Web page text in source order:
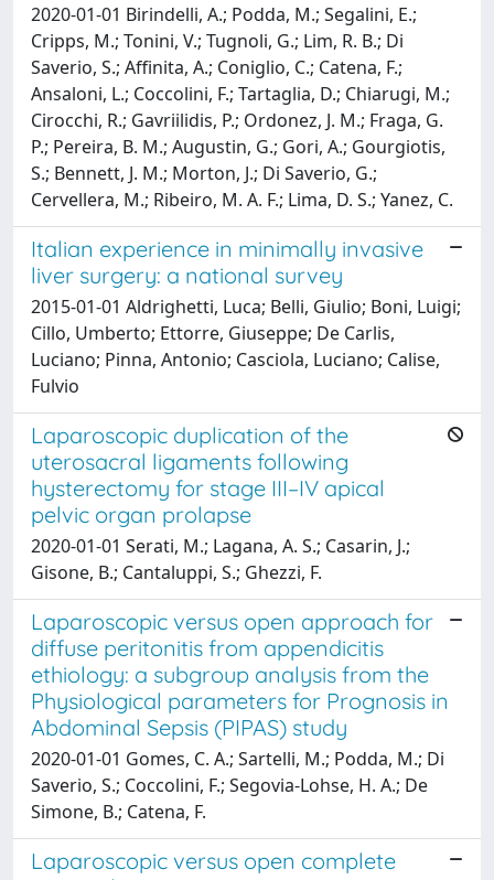
2020-01-01 Birindelli, A.; Podda, M.; Segalini, E.;
Cripps, M.; Tonini, V.; Tugnoli, G.; Lim, R. B.; Di
Saverio, S.; Affinita, A.; Coniglio, C.; Catena, F.;
Ansaloni, L.; Coccolini, F.; Tartaglia, D.; Chiarugi, M.;
Cirocchi, R.; Gavriilidis, P.; Ordonez, J. M.; Fraga, G.
P.; Pereira, B. M.; Augustin, G.; Gori, A.; Gourgiotis,
S.; Bennett, J. M.; Morton, J.; Di Saverio, G.;
Cervellera, M.; Ribeiro, M. A. F.; Lima, D. S.; Yanez, C.
Italian experience in minimally invasive
liver surgery: a national survey
2015-01-01 Aldrighetti, Luca; Belli, Giulio; Boni, Luigi;
Cillo, Umberto; Ettorre, Giuseppe; De Carlis,
Luciano; Pinna, Antonio; Casciola, Luciano; Calise,
Fulvio
Laparoscopic duplication of the
uterosacral ligaments following
hysterectomy for stage III–IV apical
pelvic organ prolapse
2020-01-01 Serati, M.; Lagana, A. S.; Casarin, J.;
Gisone, B.; Cantaluppi, S.; Ghezzi, F.
Laparoscopic versus open approach for
diffuse peritonitis from appendicitis
ethiology: a subgroup analysis from the
Physiological parameters for Prognosis in
Abdominal Sepsis (PIPAS) study
2020-01-01 Gomes, C. A.; Sartelli, M.; Podda, M.; Di
Saverio, S.; Coccolini, F.; Segovia-Lohse, H. A.; De
Simone, B.; Catena, F.
Laparoscopic versus open complete